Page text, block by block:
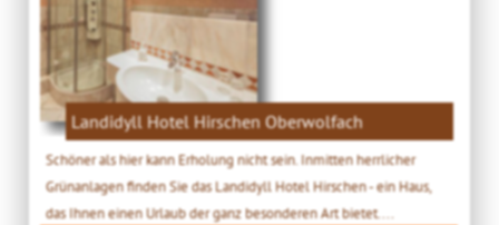
Landidyll Hotel Hirschen Oberwolfach
Schöner als hier kann Erholung nicht sein. Inmitten herrlicher
Grünanlagen finden Sie das Landidyll Hotel Hirschen - ein Haus,
das Ihnen einen Urlaub der ganz besonderen Art bietet....